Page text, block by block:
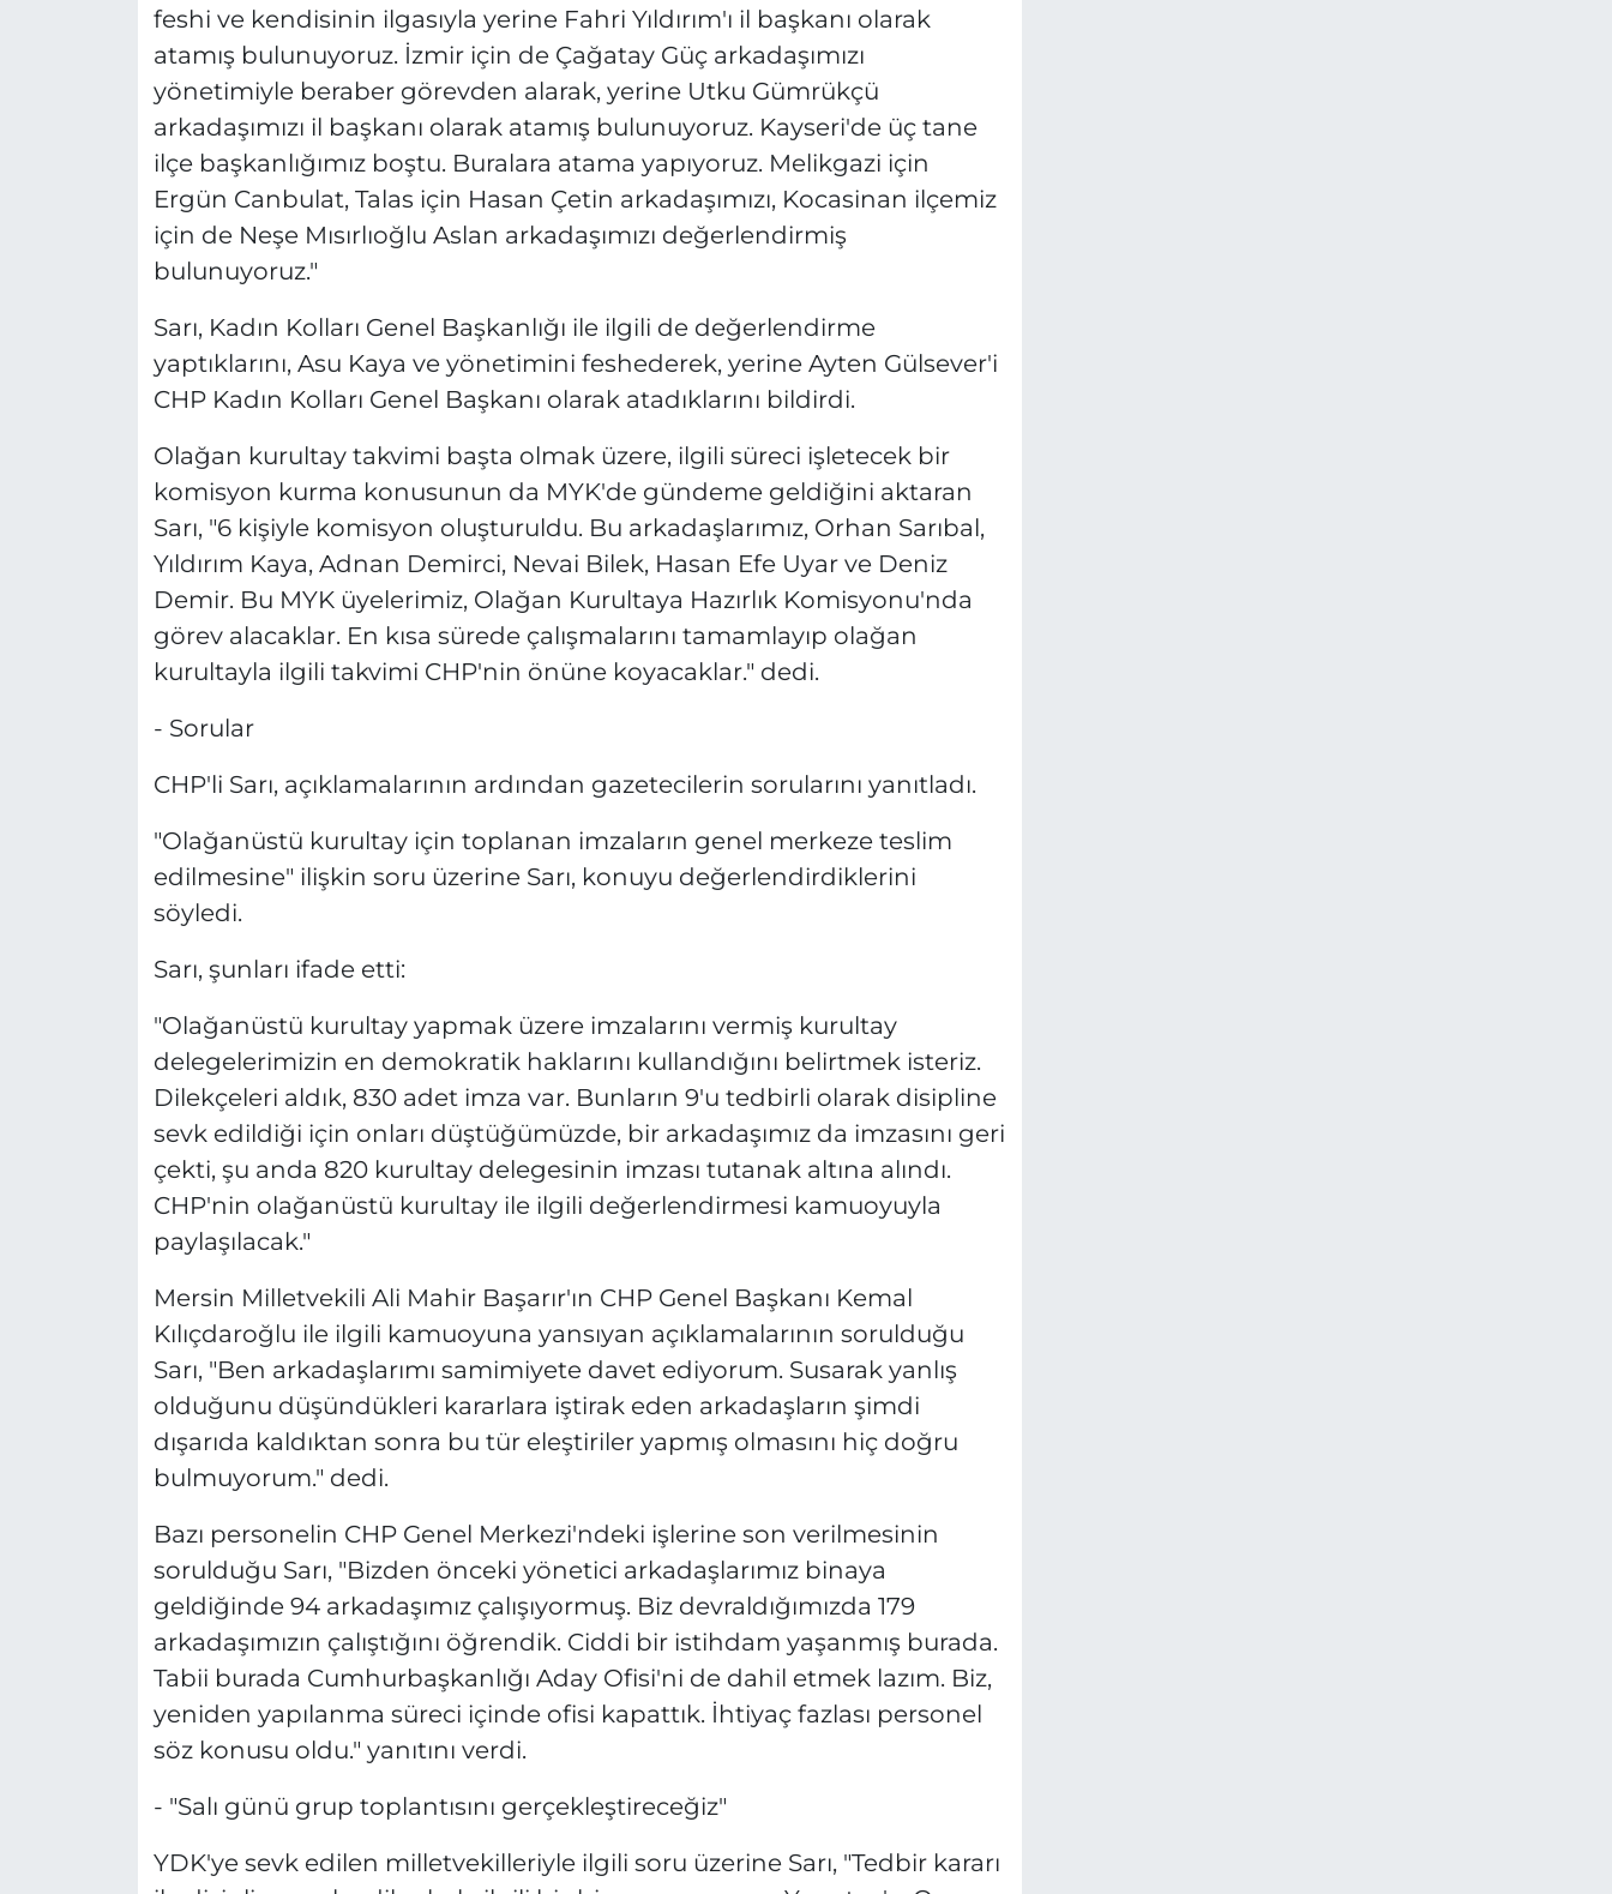
feshi ve kendisinin ilgasıyla yerine Fahri Yıldırım'ı il başkanı olarak
atamış bulunuyoruz. İzmir için de Çağatay Güç arkadaşımızı
yönetimiyle beraber görevden alarak, yerine Utku Gümrükçü
arkadaşımızı il başkanı olarak atamış bulunuyoruz. Kayseri'de üç tane
ilçe başkanlığımız boştu. Buralara atama yapıyoruz. Melikgazi için
Ergün Canbulat, Talas için Hasan Çetin arkadaşımızı, Kocasinan ilçemiz
için de Neşe Mısırlıoğlu Aslan arkadaşımızı değerlendirmiş
bulunuyoruz."
Sarı, Kadın Kolları Genel Başkanlığı ile ilgili de değerlendirme
yaptıklarını, Asu Kaya ve yönetimini feshederek, yerine Ayten Gülsever'i
CHP Kadın Kolları Genel Başkanı olarak atadıklarını bildirdi.
Olağan kurultay takvimi başta olmak üzere, ilgili süreci işletecek bir
komisyon kurma konusunun da MYK'de gündeme geldiğini aktaran
Sarı, "6 kişiyle komisyon oluşturuldu. Bu arkadaşlarımız, Orhan Sarıbal,
Yıldırım Kaya, Adnan Demirci, Nevai Bilek, Hasan Efe Uyar ve Deniz
Demir. Bu MYK üyelerimiz, Olağan Kurultaya Hazırlık Komisyonu'nda
görev alacaklar. En kısa sürede çalışmalarını tamamlayıp olağan
kurultayla ilgili takvimi CHP'nin önüne koyacaklar." dedi.
- Sorular
CHP'li Sarı, açıklamalarının ardından gazetecilerin sorularını yanıtladı.
"Olağanüstü kurultay için toplanan imzaların genel merkeze teslim
edilmesine" ilişkin soru üzerine Sarı, konuyu değerlendirdiklerini
söyledi.
Sarı, şunları ifade etti:
"Olağanüstü kurultay yapmak üzere imzalarını vermiş kurultay
delegelerimizin en demokratik haklarını kullandığını belirtmek isteriz.
Dilekçeleri aldık, 830 adet imza var. Bunların 9'u tedbirli olarak disipline
sevk edildiği için onları düştüğümüzde, bir arkadaşımız da imzasını geri
çekti, şu anda 820 kurultay delegesinin imzası tutanak altına alındı.
CHP'nin olağanüstü kurultay ile ilgili değerlendirmesi kamuoyuyla
paylaşılacak."
Mersin Milletvekili Ali Mahir Başarır'ın CHP Genel Başkanı Kemal
Kılıçdaroğlu ile ilgili kamuoyuna yansıyan açıklamalarının sorulduğu
Sarı, "Ben arkadaşlarımı samimiyete davet ediyorum. Susarak yanlış
olduğunu düşündükleri kararlara iştirak eden arkadaşların şimdi
dışarıda kaldıktan sonra bu tür eleştiriler yapmış olmasını hiç doğru
bulmuyorum." dedi.
Bazı personelin CHP Genel Merkezi'ndeki işlerine son verilmesinin
sorulduğu Sarı, "Bizden önceki yönetici arkadaşlarımız binaya
geldiğinde 94 arkadaşımız çalışıyormuş. Biz devraldığımızda 179
arkadaşımızın çalıştığını öğrendik. Ciddi bir istihdam yaşanmış burada.
Tabii burada Cumhurbaşkanlığı Aday Ofisi'ni de dahil etmek lazım. Biz,
yeniden yapılanma süreci içinde ofisi kapattık. İhtiyaç fazlası personel
söz konusu oldu." yanıtını verdi.
- "Salı günü grup toplantısını gerçekleştireceğiz"
YDK'ye sevk edilen milletvekilleriyle ilgili soru üzerine Sarı, "Tedbir kararı